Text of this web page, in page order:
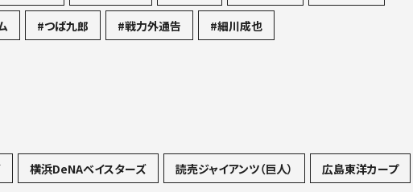
#つば九郎 #戦力外通告 #細川成也
横浜DeNAベイスターズ 読売ジャイアンツ（巨人） 広島東洋カープ